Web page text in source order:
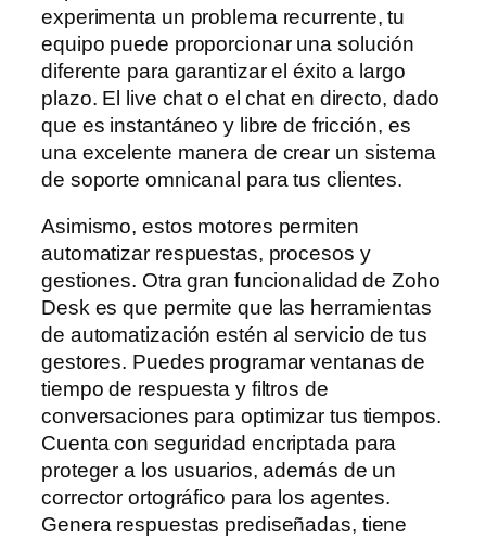
experimenta un problema recurrente, tu
equipo puede proporcionar una solución
diferente para garantizar el éxito a largo
plazo. El live chat o el chat en directo, dado
que es instantáneo y libre de fricción, es
una excelente manera de crear un sistema
de soporte omnicanal para tus clientes.
Asimismo, estos motores permiten
automatizar respuestas, procesos y
gestiones. Otra gran funcionalidad de Zoho
Desk es que permite que las herramientas
de automatización estén al servicio de tus
gestores. Puedes programar ventanas de
tiempo de respuesta y filtros de
conversaciones para optimizar tus tiempos.
Cuenta con seguridad encriptada para
proteger a los usuarios, además de un
corrector ortográfico para los agentes.
Genera respuestas prediseñadas, tiene